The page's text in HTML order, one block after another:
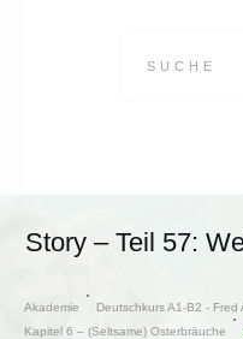
Story – Teil 57:
Akademie Deutschkurs A1-B2 - Fred
Kapitel 6 – (Seltsame) Osterbräuche